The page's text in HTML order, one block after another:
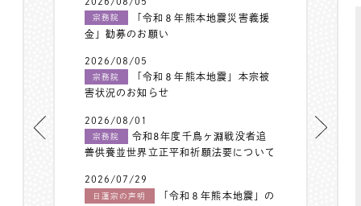
宗務院
「令和８年熊本地震災害義援
金」勧募のお願い
2026/08/05
宗務院
「令和８年熊本地震」本宗被
害状況のお知らせ
2026/08/01
宗務院
令和8年度千鳥ヶ淵戦没者追
善供養並世界立正平和祈願法要について
2026/07/29
日蓮宗の声明
「令和８年熊本地震」の